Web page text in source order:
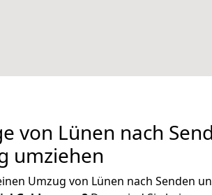
von Lünen nach
umziehen
Umzug von Lünen nach Senden